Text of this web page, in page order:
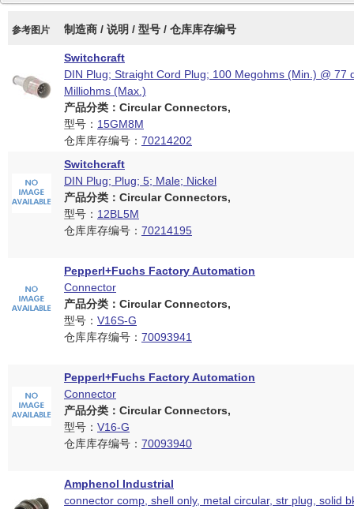
参考图片 制造商 / 说明 / 型号 / 仓库库存编号
Switchcraft
DIN Plug; Straight Cord Plug; 100 Megohms (Min.) @ 77
Milliohms (Max.)
产品分类：Circular Connectors,
型号： 15GM8M
仓库库存编号： 70214202
Switchcraft
DIN Plug; Plug; 5; Male; Nickel
产品分类：Circular Connectors,
型号： 12BL5M
仓库库存编号： 70214195
Pepperl+Fuchs Factory Automation
Connector
产品分类：Circular Connectors,
型号： V16S-G
仓库库存编号： 70093941
Pepperl+Fuchs Factory Automation
Connector
产品分类：Circular Connectors,
型号： V16-G
仓库库存编号： 70093940
Amphenol Industrial
connector comp, shell only, metal circular, str plug, solid